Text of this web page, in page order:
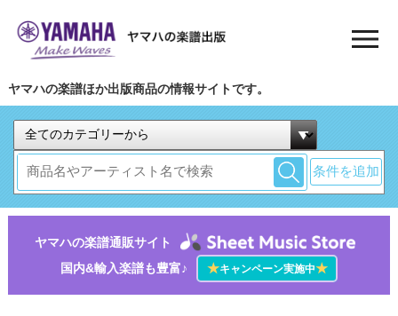
ヤマハの楽譜ほか出版商品の情報サイトです。
条件を追加
ヤマハの楽譜通販サイト
国内&輸入楽譜も豊富♪
★キャンペーン実施中★